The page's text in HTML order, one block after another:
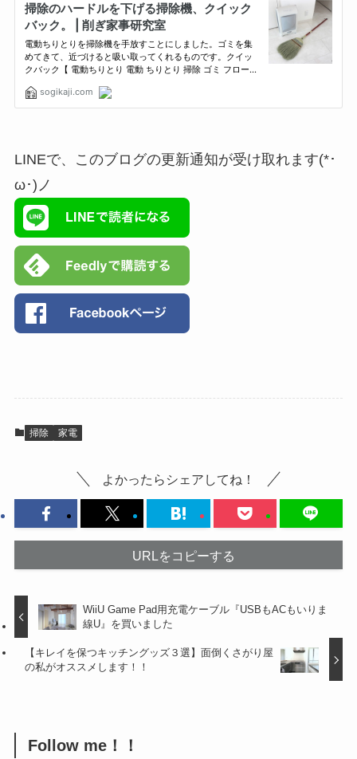
LINEで、このブログの更新通知が受け取れます(*･
ω･)ノ
掃除 家電
よかったらシェアしてね！
URLをコピーする
WiiU Game Pad用充電ケーブル『USBもACもいりま
線U』を買いました
【キレイを保つキッチングッズ３選】面倒くさがり屋
の私がオススメします！！
Follow me！！